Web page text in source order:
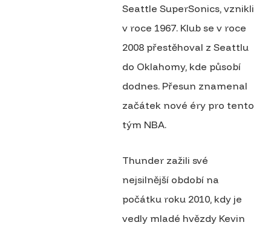
Seattle SuperSonics, vznikli
v roce 1967. Klub se v roce
2008 přestěhoval z Seattlu
do Oklahomy, kde působí
dodnes. Přesun znamenal
začátek nové éry pro tento
tým NBA.
Thunder zažili své
nejsilnější období na
počátku roku 2010, kdy je
vedly mladé hvězdy Kevin